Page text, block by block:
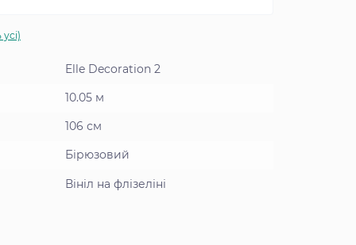
Elle Decoration 2
10.05 м
106 см
Бірюзовий
Вініл на флізеліні